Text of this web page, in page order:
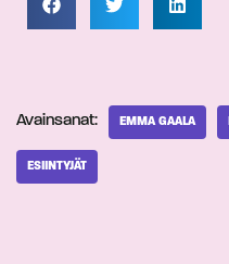
Avainsanat: EMMA GAALA
ESIINTYJÄT